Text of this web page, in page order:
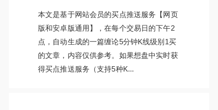
本文是基于网站会员的买点推送服务【网页
版和安卓版通用】，在每个交易日的下午2
点，自动生成的一篇缠论5分钟K线级别1买
的文章，内容仅供参考。如果想盘中实时获
得买点推送服务（支持5种K...